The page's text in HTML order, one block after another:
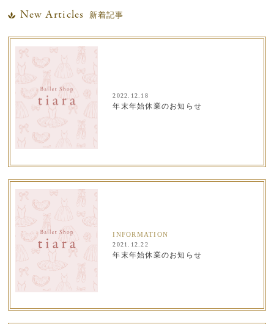
New Articles 新着記事
2022.12.18
年末年始休業のお知らせ
INFORMATION
2021.12.22
年末年始休業のお知らせ